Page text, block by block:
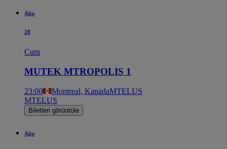
Ağu
28
Cum
MUTEK MTROPOLIS 1
23:00 Montreal, KanadaMTELUS
MTELUS
Biletleri görüntüle
Ağu